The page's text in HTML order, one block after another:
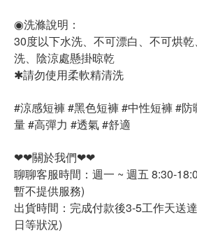
◉洗滌說明：
30度以下水洗、不可漂白、不可烘
洗、陰涼處懸掛晾乾
✱請勿使用柔軟精清洗
#涼感短褲 #黑色短褲 #中性短褲 #
量 #高彈力 #透氣 #舒適
❤❤關於我們❤❤
聊聊客服時間：週一 ~ 週五 8:30-
暫不提供服務)
出貨時間：完成付款後3-5工作天送
日等狀況)